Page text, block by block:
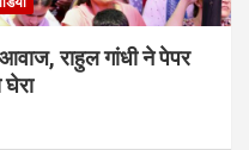
राहुल गांधी ने पेपर